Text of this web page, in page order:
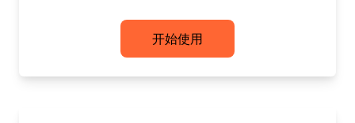
开始使用